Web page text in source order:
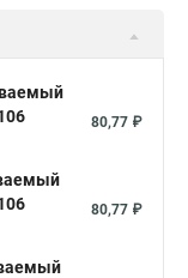
80,77 ₽
80,77 ₽